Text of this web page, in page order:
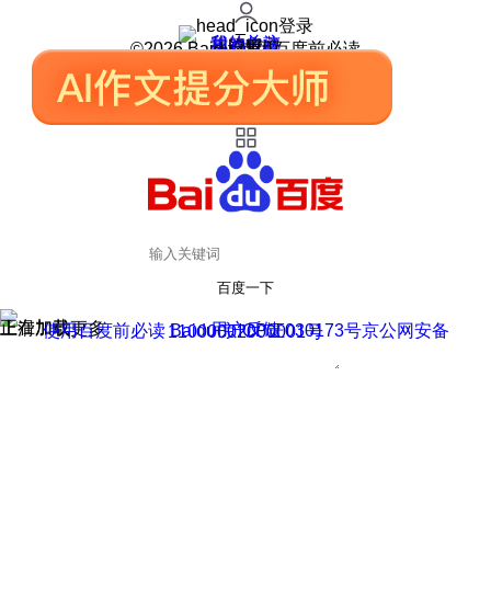
登录
我的关注
我的收藏
皮肤中心
用户反馈
设置
©2026 Baidu 使用百度前必读
百度一下
正在加载
上滑加载更多 用户反馈
使用百度前必读 Baidu 京ICP证030173号
京公网安备11000002000001号